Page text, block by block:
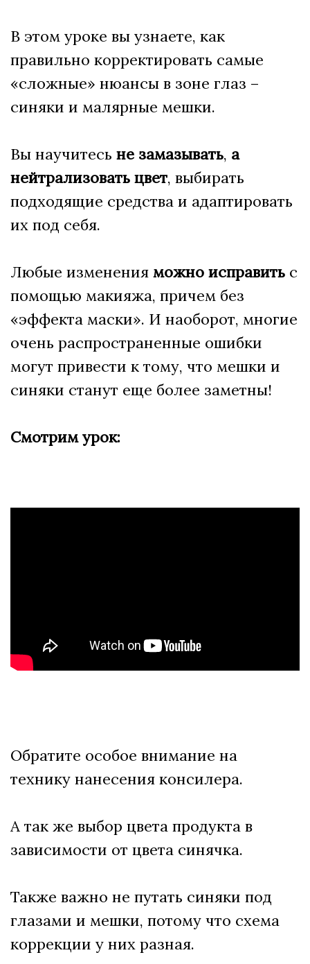
В этом уроке вы узнаете, как
правильно корректировать самые
«сложные» нюансы в зоне глаз –
синяки и малярные мешки.
Вы научитесь не замазывать, а
нейтрализовать цвет, выбирать
подходящие средства и адаптировать
их под себя.
Любые изменения можно исправить с
помощью макияжа, причем без
«эффекта маски». И наоборот, многие
очень распространенные ошибки
могут привести к тому, что мешки и
синяки станут еще более заметны!
Смотрим урок:
Обратите особое внимание на
технику нанесения консилера.
А так же выбор цвета продукта в
зависимости от цвета синячка.
Также важно не путать синяки под
глазами и мешки, потому что схема
коррекции у них разная.